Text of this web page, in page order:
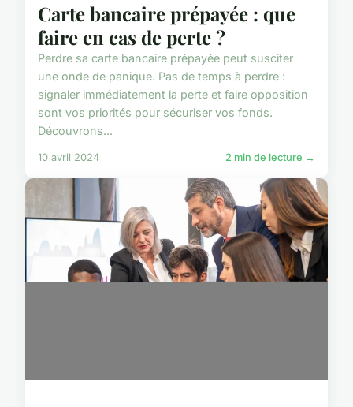
Carte bancaire prépayée : que
faire en cas de perte ?
Perdre sa carte bancaire prépayée peut susciter
une onde de panique. Pas de temps à perdre :
signaler immédiatement la perte et faire opposition
sont vos priorités pour sécuriser vos fonds.
Découvrons...
10 avril 2024 2 min de lecture →